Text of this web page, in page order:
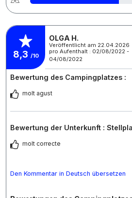
8,3 /10
OLGA H.
Veröffentlicht am 22.04.2026
pro Aufenthalt : 02/08/2022 -
04/08/2022
Bewertung des Campingplatzes :
molt agust
Bewertung der Unterkunft :
molt correcte
Den Kommentar in Deutsch übersetzen